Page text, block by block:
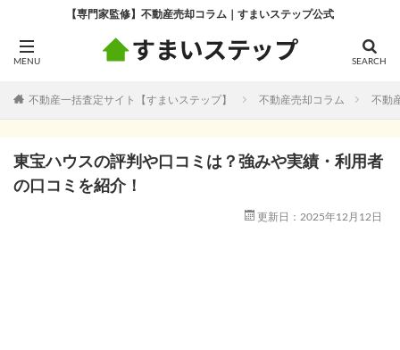
【専門家監修】不動産売却コラム｜すまいステップ公式
不動産一括査定サイト【すまいステップ】 不動産売却コラム 不動
東宝ハウスの評判や口コミは？強みや実績・利用者
の口コミを紹介！
更新日：2025年12月12日